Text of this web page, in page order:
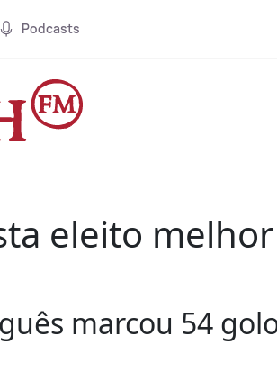
Podcasts
eleito
marcou 54